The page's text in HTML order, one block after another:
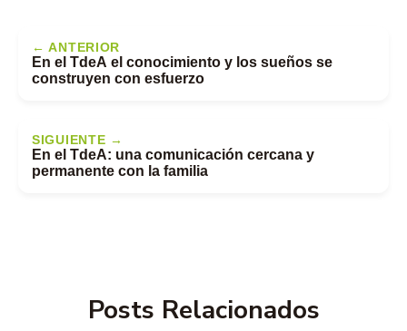
← ANTERIOR
En el TdeA el conocimiento y los sueños se
construyen con esfuerzo
SIGUIENTE →
En el TdeA: una comunicación cercana y
permanente con la familia
Posts Relacionados